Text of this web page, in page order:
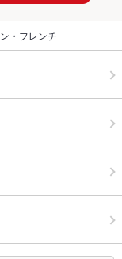
・フレンチ